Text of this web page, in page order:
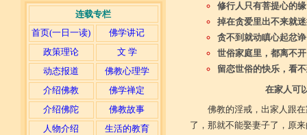
连载专栏
首页(一日一读)
佛学讲记
政策理论
文 学
动态报道
佛教心理学
介绍佛教
佛学禅定
介绍佛陀
佛教故事
人物介绍
生活的教育
修行人只有菩提心的
掉在贪爱里出不来就
贪不到就动瞋心起忿
世俗家庭里，都离不
留恋世俗的快乐，看
在家人可
佛教的淫戒，出家人跟
了，那就不能娶妻子了，原